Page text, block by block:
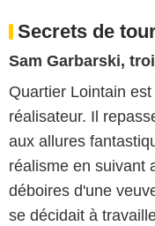
Secrets de
Sam Garbarski,
Quartier Lointain
réalisateur. Il
aux allures
réalisme en suivant
déboires d'une
se décidait à